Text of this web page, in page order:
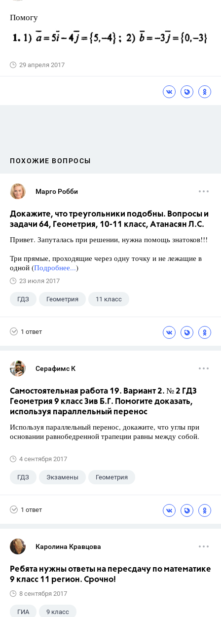
Помогу
29 апреля 2017
ПОХОЖИЕ ВОПРОСЫ
Марго Робби
Докажите, что треугольники подобны. Вопросы и
задачи 64, Геометрия, 10-11 класс, Атанасян Л.С.
Привет. Запуталась при решении, нужна помощь знатоков!!!
Три прямые, проходящие через одну точку и не лежащие в
одной (Подробнее...)
23 июля 2017
ГДЗ Геометрия 11 класс
1 ответ
Серафимс К
Самостоятельная работа 19. Вариант 2. № 2 ГДЗ
Геометрия 9 класс Зив Б.Г. Помогите доказать,
используя параллельный перенос
Используя параллельный перенос, докажите, что углы при
основании равнобедренной трапеции равны между собой.
4 сентября 2017
ГДЗ Экзамены Геометрия
1 ответ
Каролина Кравцова
Ребята нужны ответы на пересдачу по математике
9 класс 11 регион. Срочно!
8 сентября 2017
ГИА 9 класс